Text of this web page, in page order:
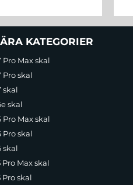
KATEGORIER
Pro Max skal
Pro skal
skal
skal
Pro Max skal
Pro skal
skal
Pro Max skal
Pro skal